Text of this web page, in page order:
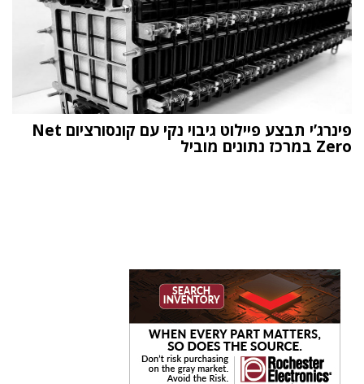
פינרג’י תבצע פיילוט גיבוי נקי עם קונסורציום Net
Zero במרכז נתונים מוביל